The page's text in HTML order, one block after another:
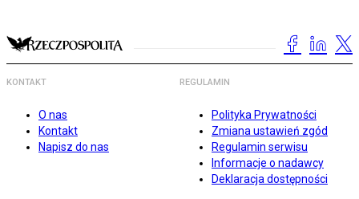
KONTAKT
O nas
Kontakt
Napisz do nas
REGULAMIN
Polityka Prywatności
Zmiana ustawień zgód
Regulamin serwisu
Informacje o nadawcy
Deklaracja dostępności